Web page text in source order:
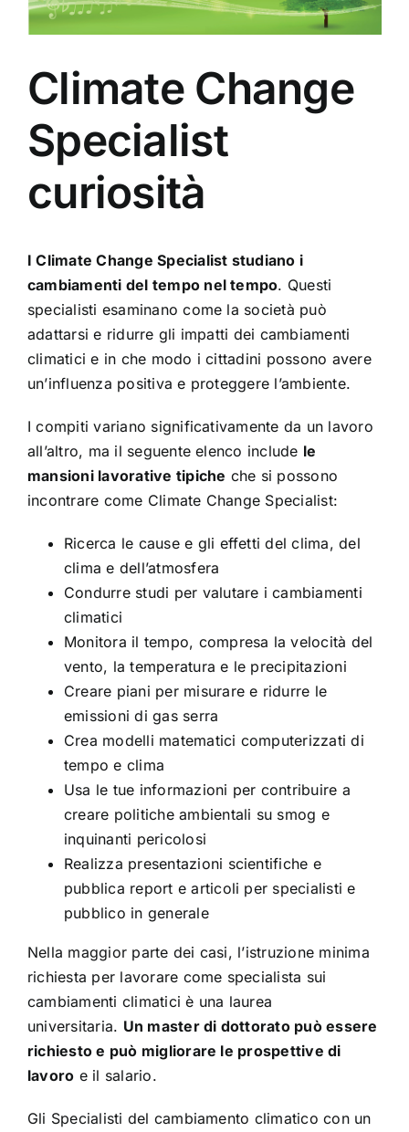
Climate Change
Specialist
curiosità
I Climate Change Specialist studiano i
cambiamenti del tempo nel tempo. Questi
specialisti esaminano come la società può
adattarsi e ridurre gli impatti dei cambiamenti
climatici e in che modo i cittadini possono avere
un’influenza positiva e proteggere l’ambiente.
I compiti variano significativamente da un lavoro
all’altro, ma il seguente elenco include le
mansioni lavorative tipiche che si possono
incontrare come Climate Change Specialist:
Ricerca le cause e gli effetti del clima, del
clima e dell’atmosfera
Condurre studi per valutare i cambiamenti
climatici
Monitora il tempo, compresa la velocità del
vento, la temperatura e le precipitazioni
Creare piani per misurare e ridurre le
emissioni di gas serra
Crea modelli matematici computerizzati di
tempo e clima
Usa le tue informazioni per contribuire a
creare politiche ambientali su smog e
inquinanti pericolosi
Realizza presentazioni scientifiche e
pubblica report e articoli per specialisti e
pubblico in generale
Nella maggior parte dei casi, l’istruzione minima
richiesta per lavorare come specialista sui
cambiamenti climatici è una laurea
universitaria. Un master di dottorato può essere
richiesto e può migliorare le prospettive di
lavoro e il salario.
Gli Specialisti del cambiamento climatico con un